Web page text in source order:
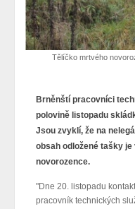
Tělíčko mrtvého
Brněnští pracovníci
polovině listopadu
Jsou zvyklí, že na
obsah odložené tašky
novorozence.
"Dne 20. listopadu
pracovník technických